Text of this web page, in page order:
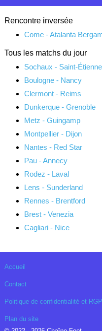
Rencontre inversée
Come - Atalanta
Tous les matchs du jour
Sochaux - Saint-Étienne
Boulogne - Nancy
Clermont - Reims
Dunkerque - Grenoble
Metz - Guingamp
Montpellier - Dijon
Nantes - Red Star
Pau - Annecy
Rodez - Laval
Lens - Sunderland
Rennes - Brentford
Brest - Venezia
Cagliari - Nice
Accueil
Contact
Politique de confidentialité et
Plan du site